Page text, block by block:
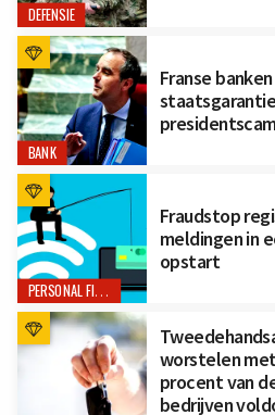
DEFENSIE
BANK
Franse
PERSONAL FINANCE
Fraudstop
meldingen in
opstart
worstelen
procent van
bedrijven